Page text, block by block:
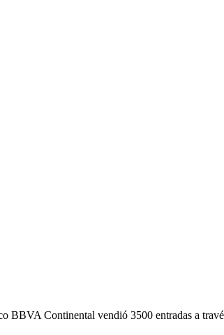
Continental vendió 3500 entradas a